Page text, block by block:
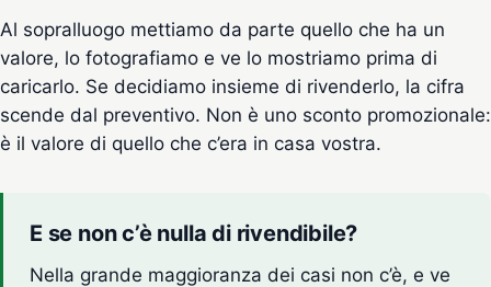
Al sopralluogo mettiamo da parte quello che ha un
valore, lo fotografiamo e ve lo mostriamo prima di
caricarlo. Se decidiamo insieme di rivenderlo, la cifra
scende dal preventivo. Non è uno sconto promozionale:
è il valore di quello che c’era in casa vostra.
E se non c’è nulla di rivendibile?
Nella grande maggioranza dei casi non c’è, e ve